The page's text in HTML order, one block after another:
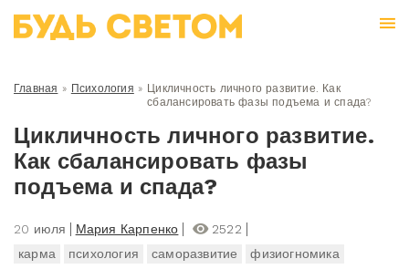
Главная » Психология » Цикличность личного развитие. Как
сбалансировать фазы подъема и спада?
Цикличность личного развитие.
Как сбалансировать фазы
подъема и спада?
20 июля Мария Карпенко
2522
карма
психология саморазвитие физиогномика